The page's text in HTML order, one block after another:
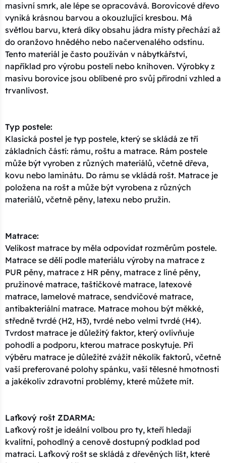
masivní smrk, ale lépe se opracovává. Borovicové dřevo
vyniká krásnou barvou a okouzlující kresbou. Má
světlou barvu, která díky obsahu jádra místy přechází až
do oranžovo hnědého nebo načervenalého odstínu.
Tento materiál je často používán v nábytkářství,
například pro výrobu postelí nebo knihoven. Výrobky z
masivu borovice jsou oblíbené pro svůj přírodní vzhled a
trvanlivost.
Typ postele:
Klasická postel je typ postele, který se skládá ze tří
základních částí: rámu, roštu a matrace. Rám postele
může být vyroben z různých materiálů, včetně dřeva,
kovu nebo laminátu. Do rámu se vkládá rošt. Matrace je
položena na rošt a může být vyrobena z různých
materiálů, včetně pěny, latexu nebo pružin.
Matrace:
Velikost matrace by měla odpovídat rozměrům postele.
Matrace se dělí podle materiálu výroby na matrace z
PUR pěny, matrace z HR pěny, matrace z líné pěny,
pružinové matrace, taštičkové matrace, latexové
matrace, lamelové matrace, sendvičové matrace,
antibakteriální matrace. Matrace mohou být měkké,
středně tvrdé (H2, H3), tvrdé nebo velmi tvrdé (H4).
Tvrdost matrace je důležitý faktor, který ovlivňuje
pohodlí a podporu, kterou matrace poskytuje. Při
výběru matrace je důležité zvážit několik faktorů, včetně
vaší preferované polohy spánku, vaší tělesné hmotnosti
a jakékoliv zdravotní problémy, které můžete mít.
Laťkový rošt ZDARMA:
Laťkový rošt je ideální volbou pro ty, kteří hledají
kvalitní, pohodlný a cenově dostupný podklad pod
matraci. Laťkový rošt se skládá z dřevěných lišt, které